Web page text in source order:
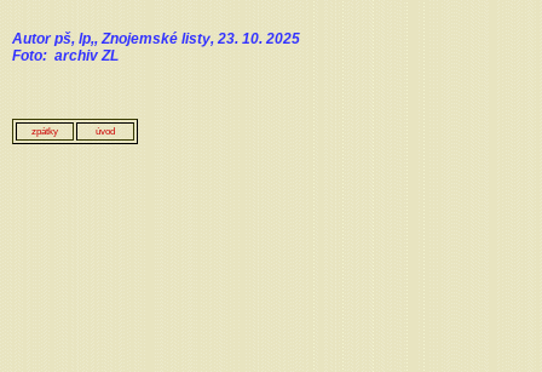
Autor pš, lp,, Znojemské listy, 23. 10. 2025
Foto: archiv ZL
zpátky úvod